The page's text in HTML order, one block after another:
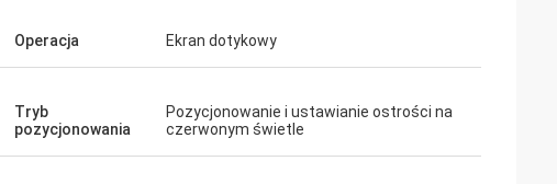
Operacja Ekran dotykowy
Tryb
pozycjonowania
Pozycjonowanie i ustawianie ostrości na
czerwonym świetle